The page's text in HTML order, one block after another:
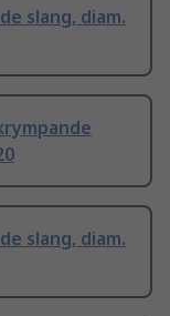
slang, diam.
slang, diam.